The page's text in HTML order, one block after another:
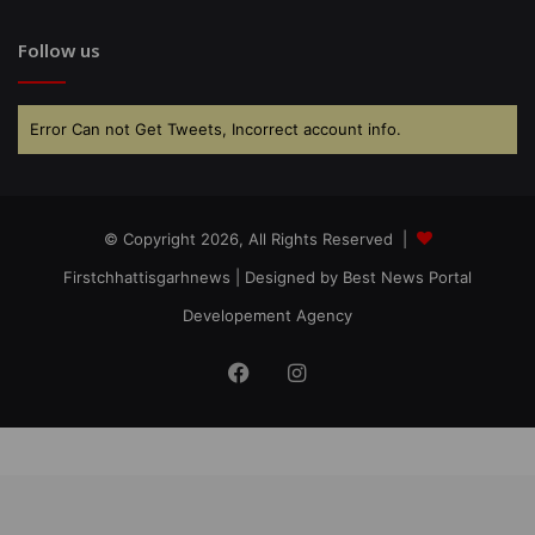
Follow us
Error Can not Get Tweets, Incorrect account info.
© Copyright 2026, All Rights Reserved |
Firstchhattisgarhnews | Designed by Best News Portal
Developement Agency
FacebookInstagram